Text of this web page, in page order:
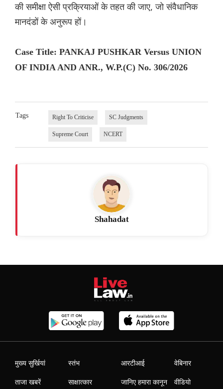
की समीक्षा ऐसी प्रक्रियाओं के तहत की जाए, जो संवैधानिक
मानदंडों के अनुरूप हों।
Case Title: PANKAJ PUSHKAR Versus UNION
OF INDIA AND ANR., W.P.(C) No. 306/2026
Tags Right To Criticise SC Judgments
Supreme Court NCERT
Shahadat
मुख्य सुर्खियां
ताजा खबरें
स्तंभ
साक्षात्कार
आरटीआई
जानिए हमारा कानून
वेबिनार
वीडियो